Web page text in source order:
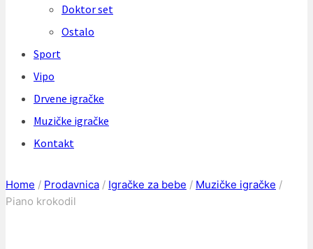
Doktor set
Ostalo
Sport
Vipo
Drvene igračke
Muzičke igračke
Kontakt
Home / Prodavnica / Igračke za bebe / Muzičke igračke /
Piano krokodil